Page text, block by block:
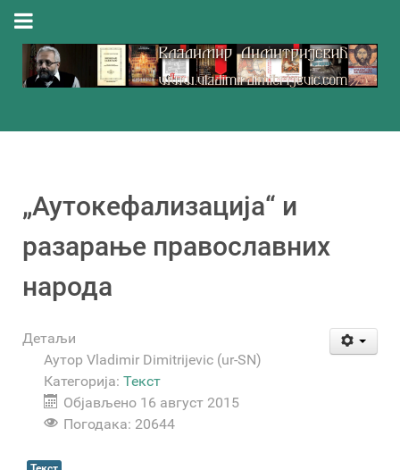
„Аутокефализација“ и
разарање православних
народа
Детаљи
Аутор Vladimir Dimitrijevic (ur-SN)
Категорија: Текст
Објављено 16 август 2015
Погодака: 20644